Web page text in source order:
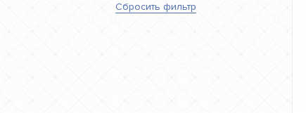
Сбросить фильтр